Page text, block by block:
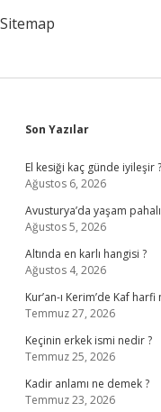
Sitemap
Sidebar
Son Yazılar
El kesiği kaç günde iyileşir ?
Ağustos 6, 2026
Avusturya’da yaşam pahalı
Ağustos 5, 2026
Altında en karlı hangisi ?
Ağustos 4, 2026
Kur’an-ı Kerim’de Kaf harfi
Temmuz 27, 2026
Keçinin erkek ismi nedir ?
Temmuz 25, 2026
Kadir anlamı ne demek ?
Temmuz 23, 2026